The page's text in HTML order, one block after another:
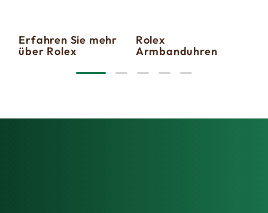
Erfahren Sie mehr
über Rolex
Rolex
Armbanduhren